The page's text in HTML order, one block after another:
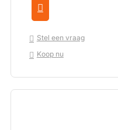
Stel een vraag
Koop nu